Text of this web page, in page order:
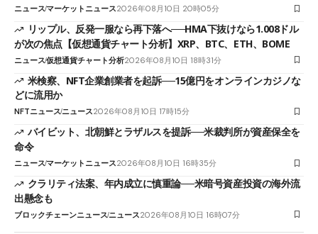
ニュースマーケットニュース2026年08月10日 20時05分
リップル、反発一服なら再下落へ──HMA下抜けなら1.008ドル
が次の焦点【仮想通貨チャート分析】XRP、BTC、ETH、BOME
ニュース仮想通貨チャート分析2026年08月10日 18時31分
米検察、NFT企業創業者を起訴──15億円をオンラインカジノな
どに流用か
NFTニュースニュース2026年08月10日 17時15分
バイビット、北朝鮮とラザルスを提訴──米裁判所が資産保全を
命令
ニュースマーケットニュース2026年08月10日 16時35分
クラリティ法案、年内成立に慎重論──米暗号資産投資の海外流
出懸念も
ブロックチェーンニュースニュース2026年08月10日 16時07分